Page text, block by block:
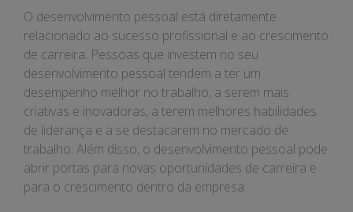
O desenvolvimento pessoal está diretamente
relacionado ao sucesso profissional e ao crescimento
de carreira. Pessoas que investem no seu
desenvolvimento pessoal tendem a ter um
desempenho melhor no trabalho, a serem mais
criativas e inovadoras, a terem melhores habilidades
de liderança e a se destacarem no mercado de
trabalho. Além disso, o desenvolvimento pessoal pode
abrir portas para novas oportunidades de carreira e
para o crescimento dentro da empresa.